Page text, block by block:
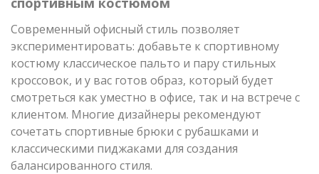
Современный офисный стиль позволяет
экспериментировать: добавьте к спортивному
костюму классическое пальто и пару стильных
кроссовок, и у вас готов образ, который будет
смотреться как уместно в офисе, так и на встрече с
клиентом. Многие дизайнеры рекомендуют
сочетать спортивные брюки с рубашками и
классическими пиджаками для создания
балансированного стиля.